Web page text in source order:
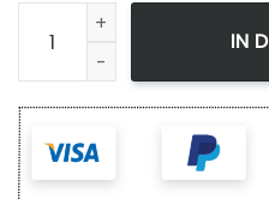
Ultra Instinct Goku
IN